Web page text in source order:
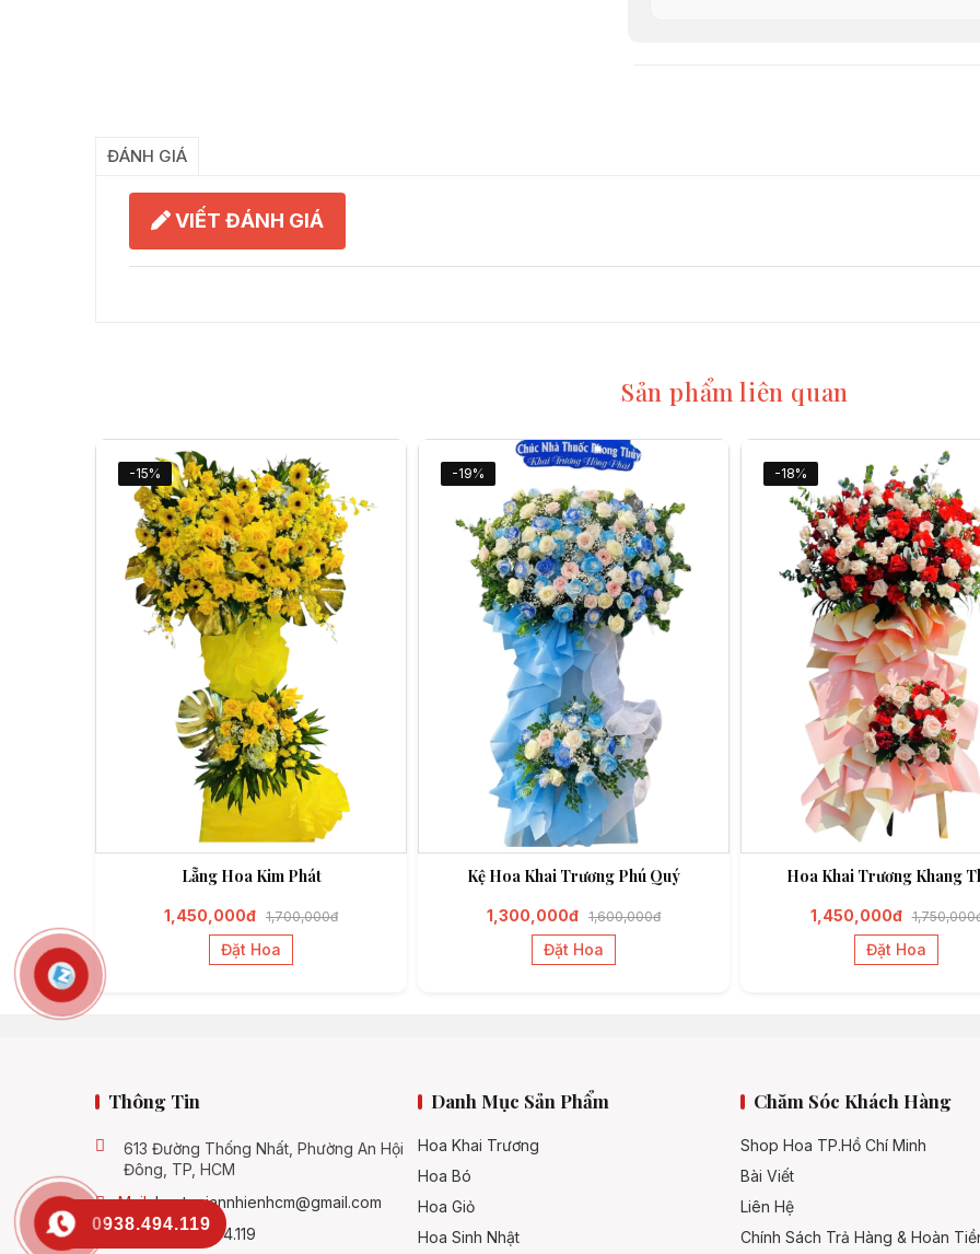
ĐÁNH GIÁ
VIẾT ĐÁNH GIÁ
Sản phẩm liên quan
-15%
Lẵng Hoa Kim Phát
1,450,000đ 1,700,000đ
Đặt Hoa
-19%
Kệ Hoa Khai Trương Phú Quý
1,300,000đ 1,600,000đ
Đặt Hoa
-18%
Hoa Khai Trương Khang
1,450,000đ
Đặt Hoa
Thông Tin
613 Đường Thống Nhất, Phường An Hội
Đông, TP, HCM
Mail: hoatuoiannhienhcm@gmail.com
SĐT: 0938.494.119
Danh Mục Sản Phẩm
Hoa Khai Trương
Hoa Bó
Hoa Giỏ
Hoa Sinh Nhật
Chăm Sóc Khách Hàng
Shop Hoa TP.Hồ Chí Minh
Bài Viết
Liên Hệ
Chính Sách Trả Hàng & Hoàn
0938.494.119